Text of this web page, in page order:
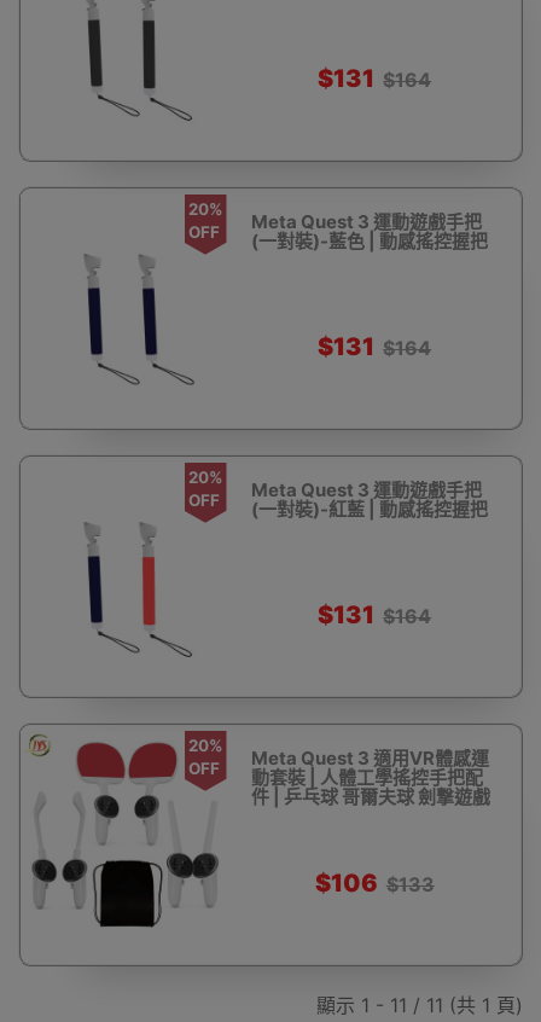
$131 $164
20%
OFF
Meta Quest 3 運動遊戲手把
(一對裝)-藍色 | 動感搖控握把
$131 $164
20%
OFF
Meta Quest 3 運動遊戲手把
(一對裝)-紅藍 | 動感搖控握把
$131 $164
20%
OFF
Meta Quest 3 適用VR體感運
動套裝 | 人體工學搖控手把配
件 | 乒乓球 哥爾夫球 劍撃遊戲
$106 $133
顯示 1 - 11 / 11 (共 1 頁)